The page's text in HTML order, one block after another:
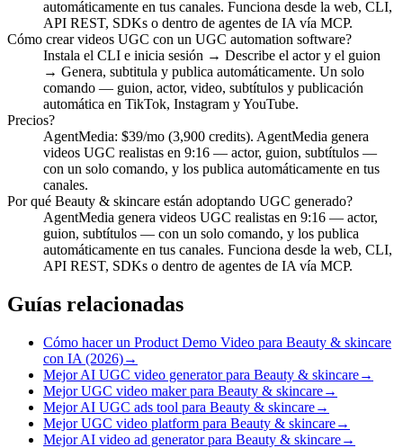
automáticamente en tus canales. Funciona desde la web, CLI,
API REST, SDKs o dentro de agentes de IA vía MCP.
Cómo crear videos UGC con un UGC automation software?
Instala el CLI e inicia sesión → Describe el actor y el guion
→ Genera, subtitula y publica automáticamente. Un solo
comando — guion, actor, video, subtítulos y publicación
automática en TikTok, Instagram y YouTube.
Precios?
AgentMedia: $39/mo (3,900 credits). AgentMedia genera
videos UGC realistas en 9:16 — actor, guion, subtítulos —
con un solo comando, y los publica automáticamente en tus
canales.
Por qué Beauty & skincare están adoptando UGC generado?
AgentMedia genera videos UGC realistas en 9:16 — actor,
guion, subtítulos — con un solo comando, y los publica
automáticamente en tus canales. Funciona desde la web, CLI,
API REST, SDKs o dentro de agentes de IA vía MCP.
Guías relacionadas
Cómo hacer un Product Demo Video para Beauty & skincare
con IA (2026)→
Mejor AI UGC video generator para Beauty & skincare→
Mejor UGC video maker para Beauty & skincare→
Mejor AI UGC ads tool para Beauty & skincare→
Mejor UGC video platform para Beauty & skincare→
Mejor AI video ad generator para Beauty & skincare→